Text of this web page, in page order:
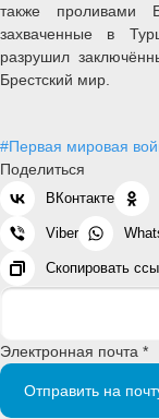
также проливами
захваченные в
разрушил
Брестский мир.
#Первая мировая
Поделиться
ВКонтакте
Viber
Скопировать
Электронная почта *
Отправить на